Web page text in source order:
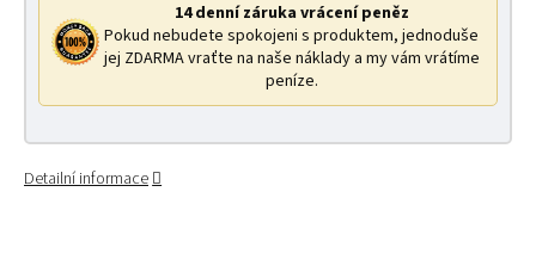
14 denní záruka vrácení peněz
Pokud nebudete spokojeni s produktem, jednoduše
jej ZDARMA vraťte na naše náklady a my vám vrátíme
peníze.
Detailní informace